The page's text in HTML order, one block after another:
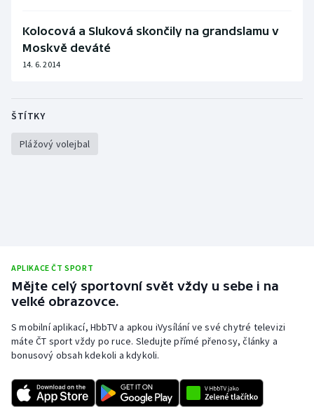
Triatlon
Vodní slalom
Kolocová a Sluková skončily na grandslamu v
Moskvě deváté
14. 6. 2014
ŠTÍTKY
Plážový volejbal
APLIKACE ČT SPORT
Mějte celý sportovní svět vždy u sebe i na
velké obrazovce.
S mobilní aplikací, HbbTV a apkou iVysílání ve své chytré televizi
máte ČT sport vždy po ruce. Sledujte přímé přenosy, články a
bonusový obsah kdekoli a kdykoli.